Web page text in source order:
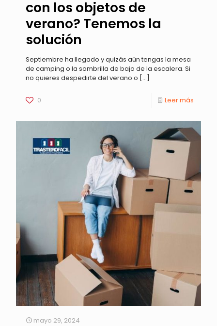
con los objetos de
verano? Tenemos la
solución
Septiembre ha llegado y quizás aún tengas la mesa
de camping o la sombrilla de bajo de la escalera. Si
no quieres despedirte del verano o […]
0 Leer más
mayo 29, 2024